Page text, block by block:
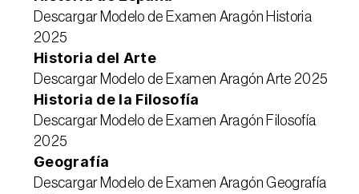
Descargar Modelo de Examen Aragón Historia
2025
Historia del Arte
Descargar Modelo de Examen Aragón Arte 2025
Historia de la Filosofía
Descargar Modelo de Examen Aragón Filosofía
2025
Geografía
Descargar Modelo de Examen Aragón Geografía